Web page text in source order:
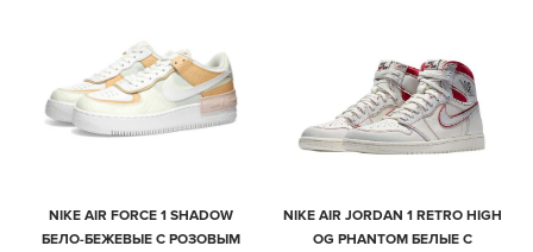
NIKE AIR FORCE 1 SHADOW
БЕЛО-БЕЖЕВЫЕ С РОЗОВЫМ
NIKE AIR JORDAN 1 RETRO HIGH
OG PHANTOM БЕЛЫЕ С